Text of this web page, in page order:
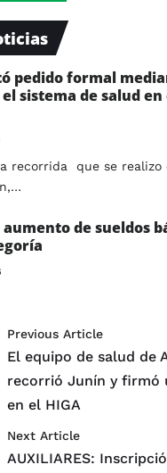
pedido formal
sistema de salud en
recorrida que se realizo
de sueldos
Previous Article
El equipo de salud de
recorrió Junín y firmó
en el HIGA
Next Article
AUXILIARES: